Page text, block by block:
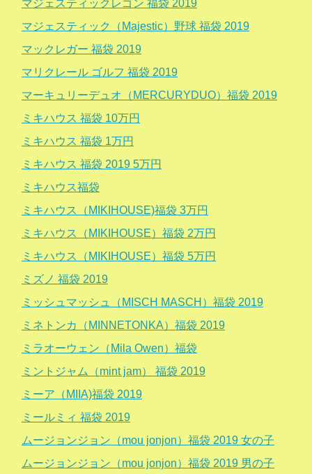
マジェスティックレゴン 福袋 2019
マジェスティック（Majestic）野球 福袋 2019
マックレガー 福袋 2019
マリクレール ゴルフ 福袋 2019
マーキュリーデュオ（MERCURYDUO）福袋 2019
ミキハウス 福袋 10万円
ミキハウス 福袋 1万円
ミキハウス 福袋 2019 5万円
ミキハウス福袋
ミキハウス（MIKIHOUSE)福袋 3万円
ミキハウス（MIKIHOUSE）福袋 2万円
ミキハウス（MIKIHOUSE）福袋 5万円
ミズノ 福袋 2019
ミッシュマッシュ（MISCH MASCH）福袋 2019
ミネトンカ（MINNETONKA）福袋 2019
ミラオーウェン（Mila Owen）福袋
ミントジャム（mint jam） 福袋 2019
ミーア（MIIA)福袋 2019
ミールミィ 福袋 2019
ムージョンジョン（mou jonjon）福袋 2019 女の子
ムージョンジョン（mou jonjon）福袋 2019 男の子